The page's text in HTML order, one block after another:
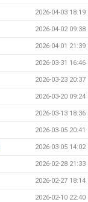
2026-04-03 18:19
2026-04-02 09:38
2026-04-01 21:39
2026-03-31 16:46
2026-03-23 20:37
2026-03-20 09:24
2026-03-13 18:36
2026-03-05 20:41
2026-03-05 14:02
2026-02-28 21:33
2026-02-27 18:14
2026-02-10 22:40